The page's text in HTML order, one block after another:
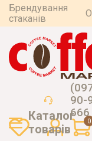
Брендування
стаканів
90-
666
0
Каталог
товарiв